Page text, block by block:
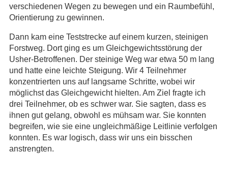
verschiedenen Wegen zu bewegen und ein Raumbefühl,
Orientierung zu gewinnen.
Dann kam eine Teststrecke auf einem kurzen, steinigen
Forstweg. Dort ging es um Gleichgewichtsstörung der
Usher-Betroffenen. Der steinige Weg war etwa 50 m lang
und hatte eine leichte Steigung. Wir 4 Teilnehmer
konzentrierten uns auf langsame Schritte, wobei wir
möglichst das Gleichgewicht hielten. Am Ziel fragte ich
drei Teilnehmer, ob es schwer war. Sie sagten, dass es
ihnen gut gelang, obwohl es mühsam war. Sie konnten
begreifen, wie sie eine ungleichmäßige Leitlinie verfolgen
konnten. Es war logisch, dass wir uns ein bisschen
anstrengten.